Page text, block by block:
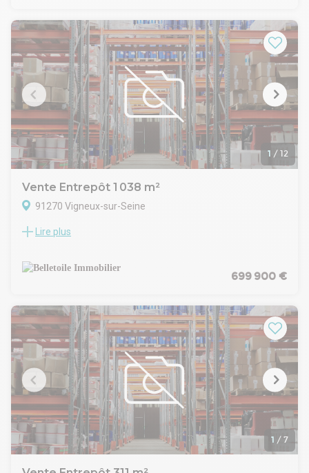
pas des commerces de proximité et services - boulangerie,
supermarché, pharmacie, crèche, école- à 500 m du RER D,
axes routiers A4, D448, RN6 . Livraison prévue 3T 2027. Avec
3,6 m de hauteur de sous poutre HSP et 3,9 m de hauteur de
sous dalle.
Réf AELB: 838 831
1 / 12
Vente Entrepôt 1 038 m²
91270 Vigneux-sur-Seine
Vous recherchez un espace de stockage, un hub logistique
entrepôt de 792 m² idéalement situé à Vigneux-sur-Seine,
une commune dynamique de l'Essonne offrant une
BELLETOILE IMMOBILIER vous propose Un Emplacement de
Premier Choix Situé au 50 Rue Paul Vaillant Couturier, cet
entrepôt bénéficie d'une adresse prestigieuse et
fonctionnelle. Vigneux-sur-Seine se positionne comme un
carrefour stratégique en Île-de-France , permettant de
desservir rapidement :
Le Sud Parisien
L'aéroport d'Orly
Les zones industrielles majeures du département
Des Caractéristiques Pensées pour la Performance
Avec une surface généreuse de 792 m² au sol et de 1038 m²
avec ses mezzanines, 2 portes sectionnelles électriques ce
Lire plus
699 900 €
1 / 7